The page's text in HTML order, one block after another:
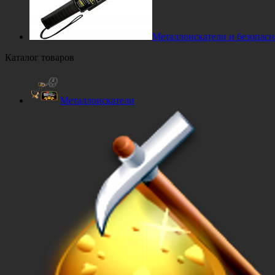
Металлоискатели и
Каталог товаров
Металлоискатели